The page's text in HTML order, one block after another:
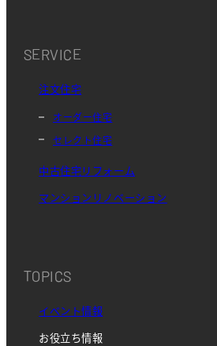
SERVICE
注文住宅
オーダー住宅
セレクト住宅
中古住宅リフォーム
マンションリノベーション
TOPICS
イベント情報
お役立ち情報